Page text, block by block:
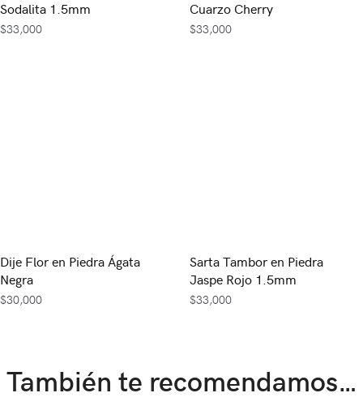
Sodalita 1.5mm
$33,000
Cuarzo Cherry
$33,000
Dije Flor en Piedra Ágata
Negra
$30,000
Sarta Tambor en Piedra
Jaspe Rojo 1.5mm
$33,000
También te recomendamos…